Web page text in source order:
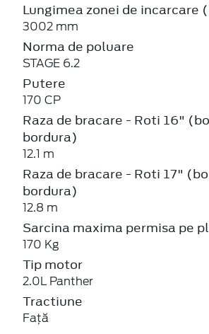
Lungimea zonei de incarcare
3002 mm
Norma de poluare
STAGE 6.2
Putere
170 CP
Raza de bracare - Roti 16"
bordura)
12.1 m
Raza de bracare - Roti 17"
bordura)
12.8 m
Sarcina maxima permisa pe
170 Kg
Tip motor
2.0L Panther
Tractiune
Față